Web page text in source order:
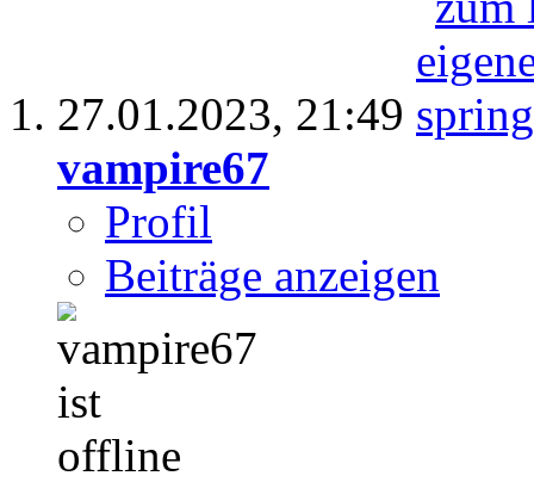
27.01.2023, 21:49
vampire67
Profil
Beiträge anzeigen